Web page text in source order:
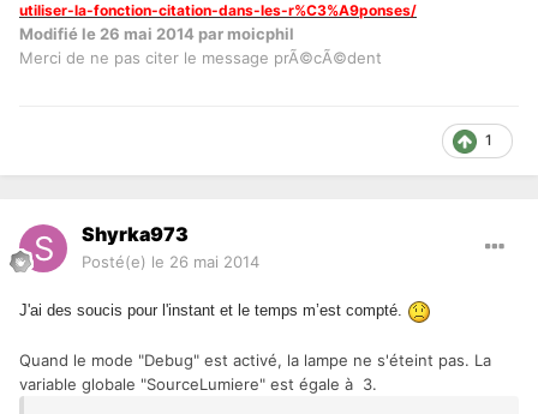
utiliser-la-fonction-citation-dans-les-r%C3%A9ponses/
Modifié le 26 mai 2014 par moicphil
Merci de ne pas citer le message prÃ©cÃ©dent
1
Shyrka973
Posté(e) le 26 mai 2014
J'ai des soucis pour l'instant et le temps m’est compté.
Quand le mode "Debug" est activé, la lampe ne s'éteint pas. La
variable globale "SourceLumiere" est égale à 3.